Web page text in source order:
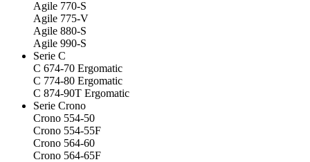
Agile 770-S
Agile 775-V
Agile 880-S
Agile 990-S
Serie C
C 674-70 Ergomatic
C 774-80 Ergomatic
C 874-90T Ergomatic
Serie Crono
Crono 554-50
Crono 554-55F
Crono 564-60
Crono 564-65F